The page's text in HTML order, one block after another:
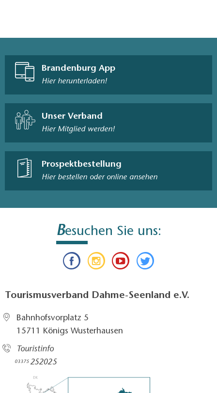
Brandenburg App
Hier herunterladen!
Unser Verband
Hier Mitglied werden!
Prospektbestellung
Hier bestellen oder online ansehen
Besuchen Sie uns:
Tourismusverband Dahme-Seenland e.V.
Bahnhofsvorplatz 5​
15711 Königs Wusterhausen
Touristinfo
03375252025​